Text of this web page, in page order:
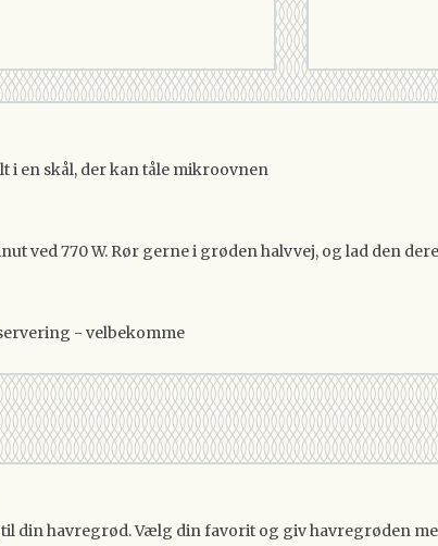
i en skål, der kan tåle mikroovnen
ved 770 W. Rør gerne i grøden halvvej, og lad den
- velbekomme
din havregrød. Vælg din favorit og giv havregrøden